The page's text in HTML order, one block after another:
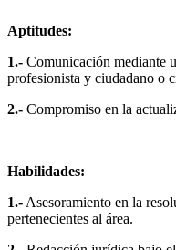
Aptitudes:
1.- Comunicación mediante
profesionista y ciudadano o
2.- Compromiso en la
Habilidades:
1.- Asesoramiento en la
pertenecientes al área.